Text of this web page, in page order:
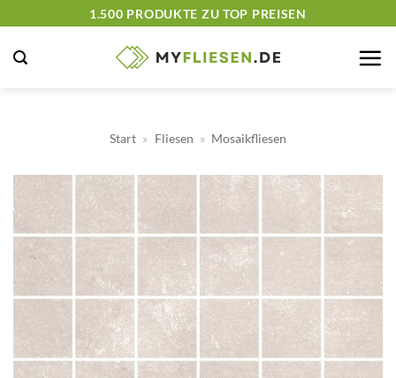
springen
1.500 PRODUKTE ZU TOP PREISEN
Start » Fliesen » Mosaikfliesen